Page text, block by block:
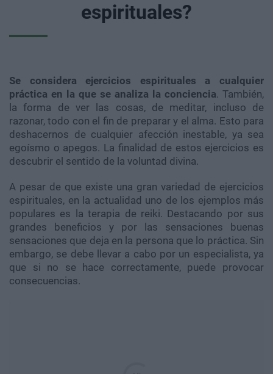
espirituales?
Se considera ejercicios espirituales a cualquier
práctica en la que se analiza la conciencia. También,
la forma de ver las cosas, de meditar, incluso de
razonar, todo con el fin de preparar y el alma. Esto para
deshacernos de cualquier afección inestable, ya sea
egoísmo o apegos. La finalidad de estos ejercicios es
descubrir el sentido de la voluntad divina.
A pesar de que existe una gran variedad de ejercicios
espirituales, en la actualidad uno de los ejemplos más
populares es la terapia de reiki. Destacando por sus
grandes beneficios y por las sensaciones buenas
sensaciones que deja en la persona que lo práctica. Sin
embargo, se debe llevar a cabo por un especialista, ya
que si no se hace correctamente, puede provocar
consecuencias.